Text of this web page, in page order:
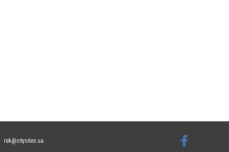
rek@citysites.ua